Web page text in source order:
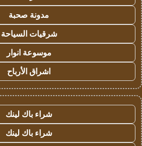
مدونة صحبة
شرقيات السياحة
موسوعة انوار
اشراق الأرباح
شراء باك لينك
شراء باك لينك